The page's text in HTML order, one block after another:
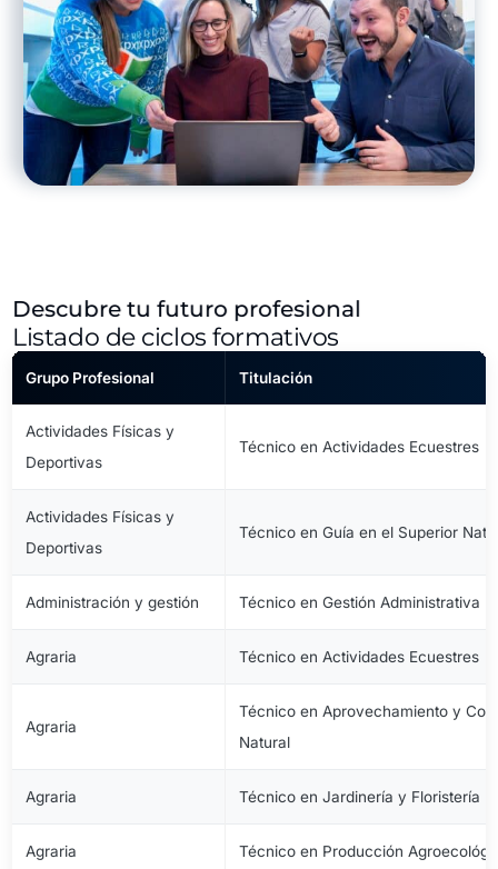
Descubre tu futuro profesional
Listado de ciclos formativos
Grupo Profesional Titulación
Actividades Físicas y
Deportivas
Técnico en Actividades Ecuestres
Actividades Físicas y
Deportivas
Técnico en Guía en el Superior
Administración y gestión Técnico en Gestión Administrativa
Agraria Técnico en Actividades Ecuestres
Agraria
Técnico en Aprovechamiento y
Natural
Agraria Técnico en Jardinería y Floristería
Agraria Técnico en Producción